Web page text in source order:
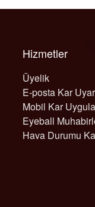
Hizmetler
Üyelik
E-posta Kar
Mobil Kar
Eyeball
Hava Durumu